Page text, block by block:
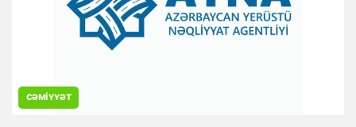
CƏMIYYƏT